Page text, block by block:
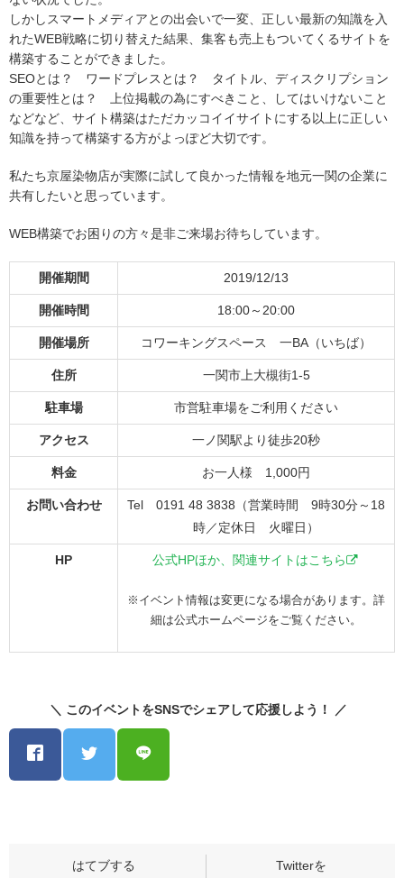
しかしスマートメディアとの出会いで一変、正しい最新の知識を入
れたWEB戦略に切り替えた結果、集客も売上もついてくるサイトを
構築することができました。
SEOとは？ ワードプレスとは？ タイトル、ディスクリプション
の重要性とは？ 上位掲載の為にすべきこと、してはいけないこと
などなど、サイト構築はただカッコイイサイトにする以上に正しい
知識を持って構築する方がよっぽど大切です。
私たち京屋染物店が実際に試して良かった情報を地元一関の企業に
共有したいと思っています。
WEB構築でお困りの方々是非ご来場お待ちしています。
開催期間 2019/12/13
開催時間 18:00～20:00
開催場所 コワーキングスペース 一BA（いちば）
住所 一関市上大槻街1-5
駐車場 市営駐車場をご利用ください
アクセス 一ノ関駅より徒歩20秒
料金 お一人様 1,000円
お問い合わせ
Tel 0191 48 3838（営業時間 9時30分～18
時／定休日 火曜日）
HP 公式HPほか、関連サイトはこちら
※イベント情報は変更になる場合があります。詳
細は公式ホームページをご覧ください。
＼ このイベントをSNSでシェアして応援しよう！ ／